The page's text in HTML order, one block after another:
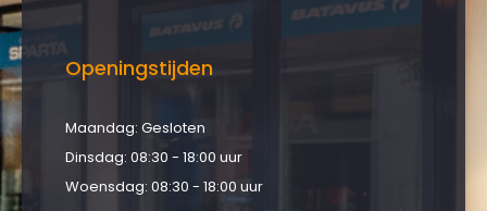
Openingstijden
Maandag: Gesloten
Dinsdag: 08:30 - 18:00 uur
Woensdag: 08:30 - 18:00 uur